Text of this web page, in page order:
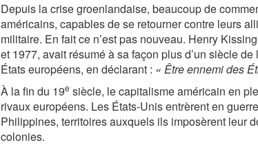
Depuis la crise groenlandaise, beaucoup de
américains, capables de se retourner contre leurs
militaire. En fait ce n’est pas nouveau. Henry
et 1977, avait résumé à sa façon plus d’un siècle
États européens, en déclarant : « Être ennemi des
À la fin du 19e siècle, le capitalisme américain en
rivaux européens. Les États-Unis entrèrent en
Philippines, territoires auxquels ils imposèrent leur
colonies.